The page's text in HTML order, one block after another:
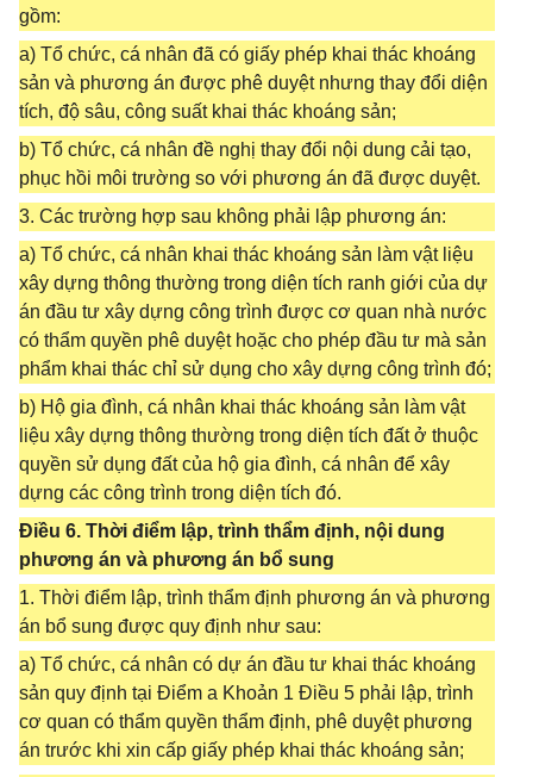
gồm:
a) Tổ chức, cá nhân đã có giấy phép khai thác khoáng
sản và phương án được phê duyệt nhưng thay đổi diện
tích, độ sâu, công suất khai thác khoáng sản;
b) Tổ chức, cá nhân đề nghị thay đổi nội dung cải tạo,
phục hồi môi trường so với phương án đã được duyệt.
3. Các trường hợp sau không phải lập phương án:
a) Tổ chức, cá nhân khai thác khoáng sản làm vật liệu
xây dựng thông thường trong diện tích ranh giới của dự
án đầu tư xây dựng công trình được cơ quan nhà nước
có thẩm quyền phê duyệt hoặc cho phép đầu tư mà sản
phẩm khai thác chỉ sử dụng cho xây dựng công trình đó;
b) Hộ gia đình, cá nhân khai thác khoáng sản làm vật
liệu xây dựng thông thường trong diện tích đất ở thuộc
quyền sử dụng đất của hộ gia đình, cá nhân để xây
dựng các công trình trong diện tích đó.
Điều 6. Thời điểm lập, trình thẩm định, nội dung
phương án và phương án bổ sung
1. Thời điểm lập, trình thẩm định phương án và phương
án bổ sung được quy định như sau:
a) Tổ chức, cá nhân có dự án đầu tư khai thác khoáng
sản quy định tại Điểm a Khoản 1 Điều 5 phải lập, trình
cơ quan có thẩm quyền thẩm định, phê duyệt phương
án trước khi xin cấp giấy phép khai thác khoáng sản;